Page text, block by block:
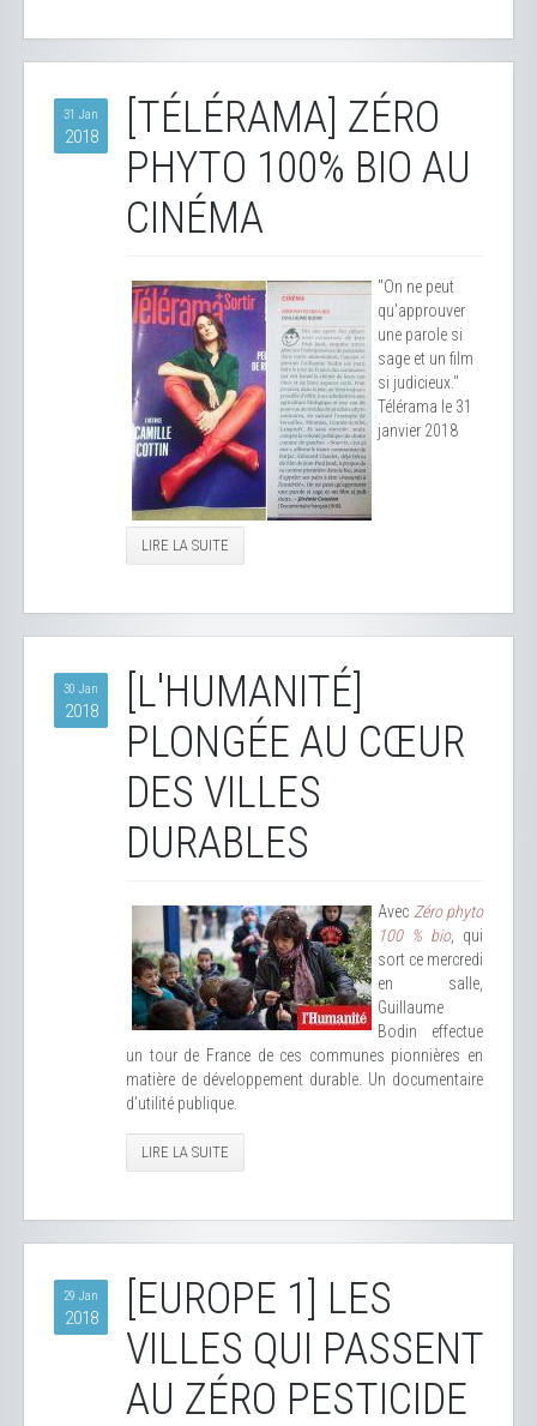
31 Jan
2018
[TÉLÉRAMA] ZÉRO
PHYTO 100% BIO AU
CINÉMA
"On ne peut
qu'approuver
une parole si
sage et un film
si judicieux."
Télérama le 31
janvier 2018
LIRE LA SUITE
30 Jan
2018
[L'HUMANITÉ]
PLONGÉE AU CŒUR
DES VILLES
DURABLES
Avec Zéro phyto
100 % bio, qui
sort ce mercredi
en salle,
Guillaume
Bodin effectue
un tour de France de ces communes pionnières en
matière de développement durable. Un documentaire
d’utilité publique.
LIRE LA SUITE
29 Jan
2018
[EUROPE 1] LES
VILLES QUI PASSENT
AU ZÉRO PESTICIDE